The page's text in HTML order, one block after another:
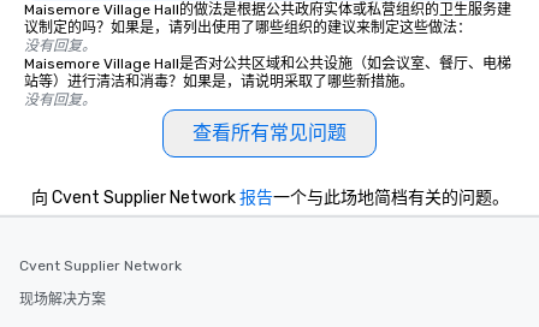
Maisemore Village Hall的做法是根据公共政府实体或私营组织的卫生服务建
议制定的吗？如果是，请列出使用了哪些组织的建议来制定这些做法：
没有回复。
Maisemore Village Hall是否对公共区域和公共设施（如会议室、餐厅、电梯
站等）进行清洁和消毒？如果是，请说明采取了哪些新措施。
没有回复。
查看所有常见问题
向 Cvent Supplier Network报告一个与此场地简档有关的问题。
Cvent Supplier Network
现场解决方案